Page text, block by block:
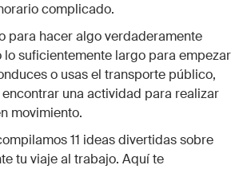
complicado.
para hacer algo verdaderamente
suficientemente largo para empezar
o usas el transporte público,
una actividad para realizar
movimiento.
11 ideas divertidas sobre
tu viaje al trabajo. Aquí te